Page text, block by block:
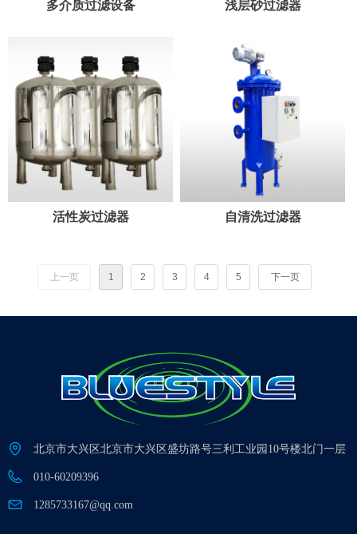
多介质过滤设备 浅层砂过滤器
活性炭过滤器 自清洗过滤器
上一页 1 2 3 4 5 下一页
北京市大兴区北京市大兴区盛坊路号三利工业园10号楼北门一层
010-60209396
1285733167@qq.com